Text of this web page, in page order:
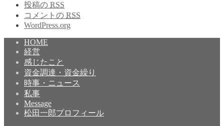
投稿の RSS
コメントの RSS
WordPress.org
HOME
経営
感じたこと
資金調達・資金繰り
時事・ニュース
私事
Message
松田一郎プロフィール